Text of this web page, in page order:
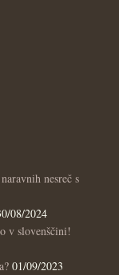
nesreč s
08/2024
v slovenščini!
01/09/2023